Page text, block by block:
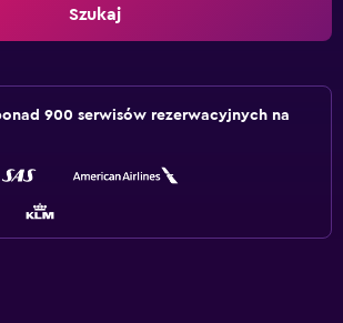
Szukaj
900 serwisów rezerwacyjnych na